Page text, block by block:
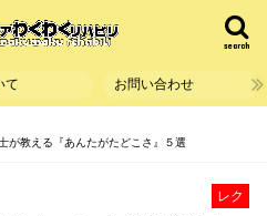
search
て お問い合わせ
が教える『あんたがたどこさ』５選
レク